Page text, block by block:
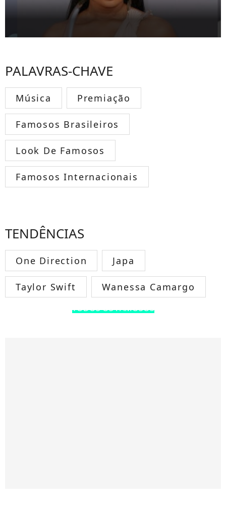
PALAVRAS-CHAVE
Música Premiação
Famosos Brasileiros
Look De Famosos
Famosos Internacionais
TENDÊNCIAS
One Direction Japa
Taylor Swift Wanessa Camargo
TODOS OS FAMOSOS